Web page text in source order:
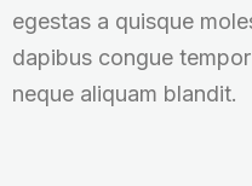
egestas a quisque
dapibus congue
neque aliquam blandit.